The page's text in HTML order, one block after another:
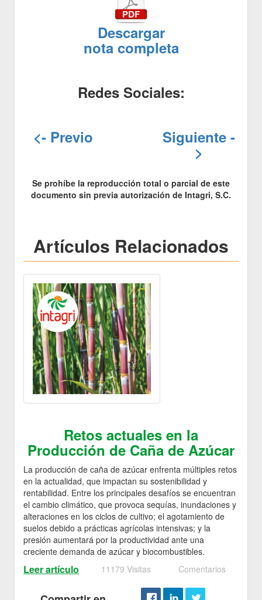
Descargar
nota completa
Redes Sociales:
<- Previo Siguiente -
>
Se prohíbe la reproducción total o parcial de este
documento sin previa autorización de Intagri, S.C.
Artículos Relacionados
Retos actuales en la
Producción de Caña de Azúcar
La producción de caña de azúcar enfrenta múltiples retos
en la actualidad, que impactan su sostenibilidad y
rentabilidad. Entre los principales desafíos se encuentran
el cambio climático, que provoca sequías, inundaciones y
alteraciones en los ciclos de cultivo; el agotamiento de
suelos debido a prácticas agrícolas intensivas; y la
presión aumentará por la productividad ante una
creciente demanda de azúcar y biocombustibles.
Leer artículo 11179 Visitas Comentarios